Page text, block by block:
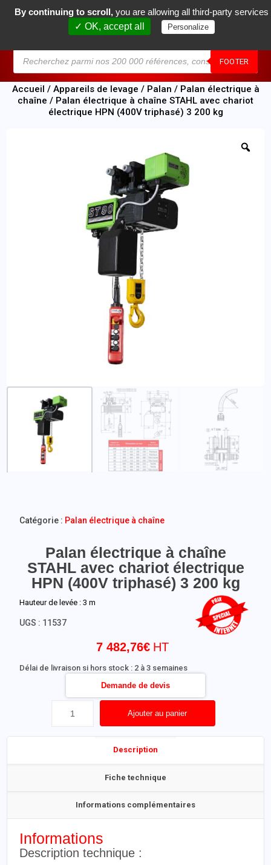
FOOTER
0
Accueil / Appareils de levage / Palan / Palan électrique à
chaîne / Palan électrique à chaîne STAHL avec chariot
électrique HPN (400V triphasé) 3 200 kg
Palan électrique à chaîne
STAHL avec chariot électrique
HPN (400V triphasé) 3 200 kg
7 482,76€
Délai de livraison si hors stock : 2 à 3 semaines
Hauteur de levée : 3 m
Ajouter au panier
Demande de devis
UGS : 11537
Catégorie : Palan électrique à chaîne
Description
Fiche technique
Informations complémentaires
Informations
Description technique :
By continuing to scroll, you are allowing all third-party services
✓ OK, accept all
Personalize